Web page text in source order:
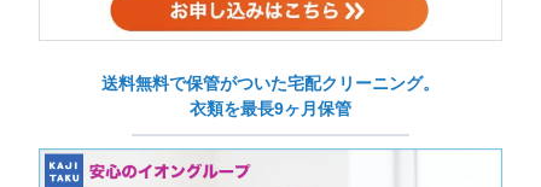
送料無料で保管がついた宅配クリーニング。
衣類を最長9ヶ月保管